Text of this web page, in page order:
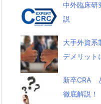
中外臨床研
説
大手外資系
デメリット
新卒CRA
徹底解説！